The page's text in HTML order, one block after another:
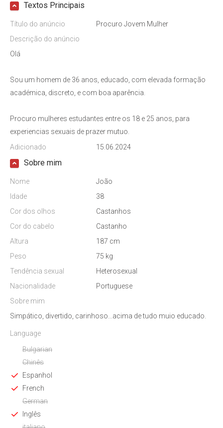
Textos Principais
Título do anúncio
Procuro Jovem Mulher
Descrição do anúncio
Olá
Sou um homem de 36 anos, educado, com elevada formação
académica, discreto, e com boa aparência.
Procuro mulheres estudantes entre os 18 e 25 anos, para
experiencias sexuais de prazer mutuo.
Adicionado
15.06.2024
Sobre mim
Nome
João
Idade
38
Cor dos olhos
Castanhos
Cor do cabelo
Castanho
Altura
187 cm
Peso
75 kg
Tendência sexual
Heterosexual
Nacionalidade
Portuguese
Sobre mim
Simpático, divertido, carinhoso...acima de tudo muio educado.
Language
Bulgarian
Chinês
Espanhol
French
German
Inglês